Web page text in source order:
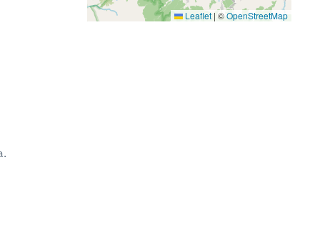
Leaflet | ©OpenStreetMap